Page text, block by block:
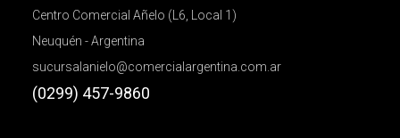
Centro Comercial Añelo (L6, Local 1)
Neuquén - Argentina
sucursalanielo@comercialargentina.com.ar
(0299) 457-9860